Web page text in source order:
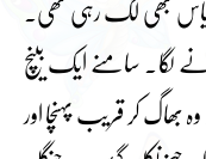
پیاس بھی لگ رہی تھی۔
لگا۔ سامنے ایک بینچ
بھاگ کر قریب پہنچا اور